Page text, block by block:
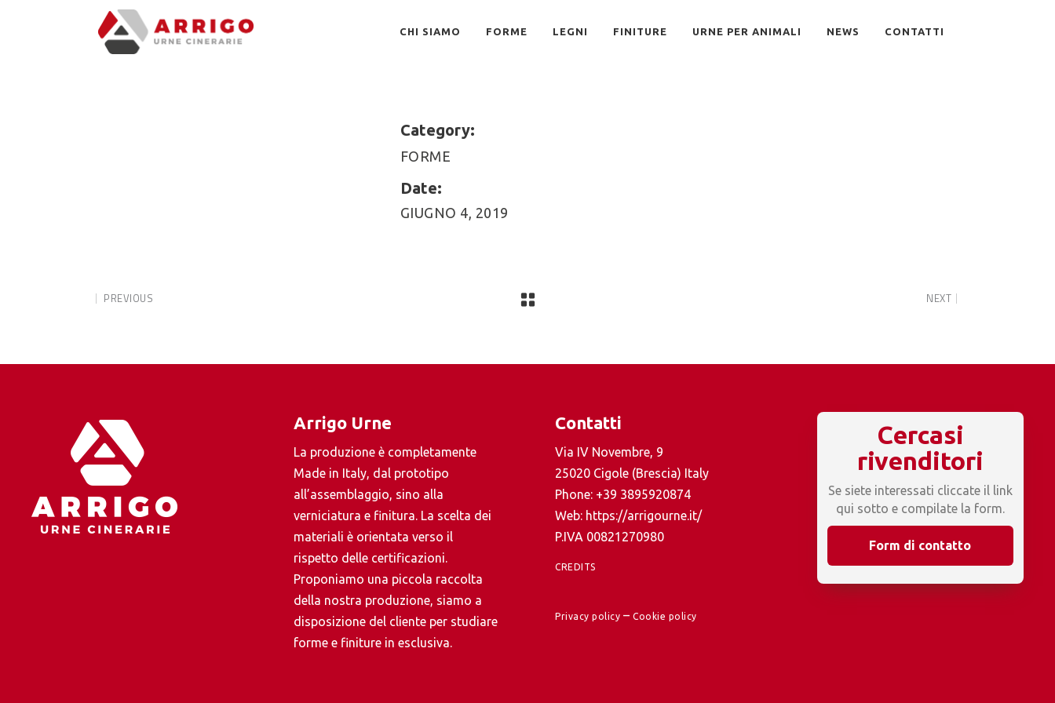
CHI SIAMO FORME LEGNI FINITURE URNE PER ANIMALI NEWS CONTATTI
Category:
FORME
Date:
GIUGNO 4, 2019
PREVIOUS NEXT
Arrigo Urne
La produzione è completamente
Made in Italy, dal prototipo
all’assemblaggio, sino alla
verniciatura e finitura. La scelta dei
materiali è orientata verso il
rispetto delle certificazioni.
Proponiamo una piccola raccolta
della nostra produzione, siamo a
disposizione del cliente per studiare
forme e finiture in esclusiva.
Contatti
Via IV Novembre, 9
25020 Cigole (Brescia) Italy
Phone: +39 3895920874
Web: https://arrigourne.it/
P.IVA 00821270980
CREDITS
Privacy policy – Cookie policy
Cercasi
rivenditori
Se siete interessati cliccate il link
qui sotto e compilate la form.
Form di contatto